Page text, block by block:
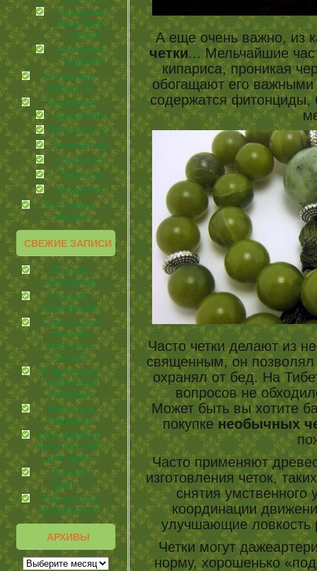
что делает
нашу жизнь
лучше
эзотерика и
гадания
Полезные
продукты
Посиделки
иcцеляемся
Происшествия
Путешествия
странности
Торжества
Угощаемся!
Растения-
лекари
СВЕЖИЕ ЗАПИСИ
Польза
смородины
Изучать
английский!
Советы для
лечения
анальных
трещин
О функциях
стиральной
машинки
Анальная
трещина
Еще немного
«вкусностей»
для кожи.
Лучший
друг…
Рацион для
иммунитета
АРХИВЫ
А еще очень важно, из
четки... Мельчайшие
кипариса, проникая
обогащают его
содержатся фитонциды,
Часто четки делают из
священным, он позволял
охранял от бед. На
вопросов не
Может быть вы хотите
покупке необычных
Часто применяют
изготовления четок,
снятия
координации
улучшающие ловкость
Четки могут
норму, хорошенько